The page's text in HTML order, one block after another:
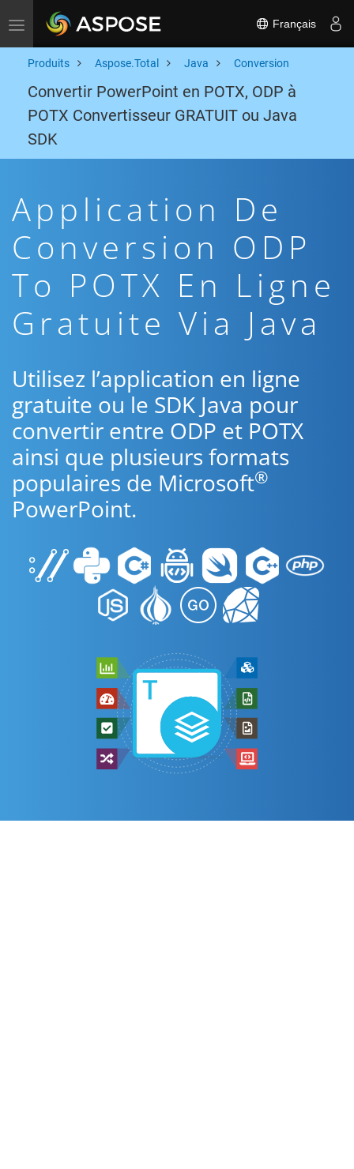
Toggle navigation Français
Produits Aspose.Total Java Conversion
Convertir PowerPoint en POTX, ODP à
POTX Convertisseur GRATUIT ou Java
SDK
Application De
Conversion ODP
To POTX En Ligne
Gratuite Via Java
Utilisez l’application en ligne
gratuite ou le SDK Java pour
convertir entre ODP et POTX
ainsi que plusieurs formats
populaires de Microsoft®
PowerPoint.